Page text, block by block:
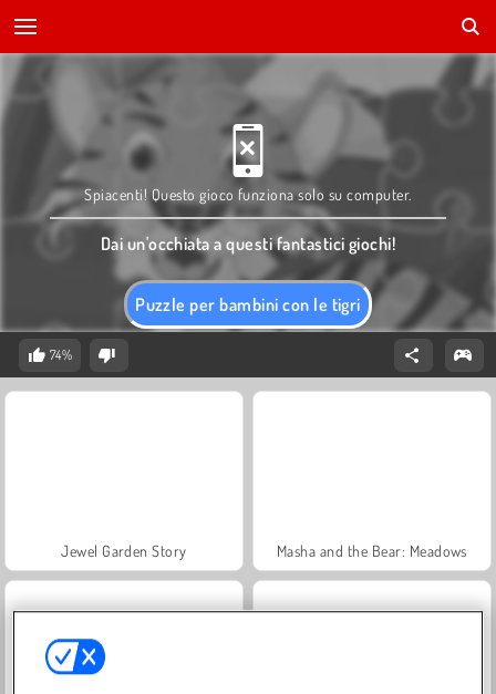
Puzzle per bambini con le tigri
Spiacenti! Questo gioco funziona solo su computer.
Dai un'occhiata a questi fantastici giochi!
74%
Jewel Garden Story Masha and the Bear: Meadows